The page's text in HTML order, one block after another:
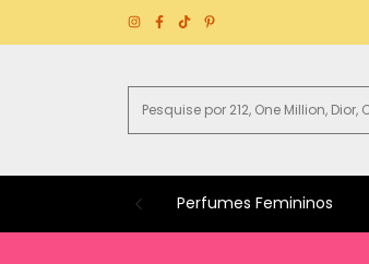
Perfumes Femininos